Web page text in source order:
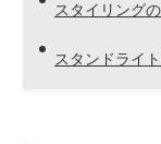
スタイリング
スタンドライ